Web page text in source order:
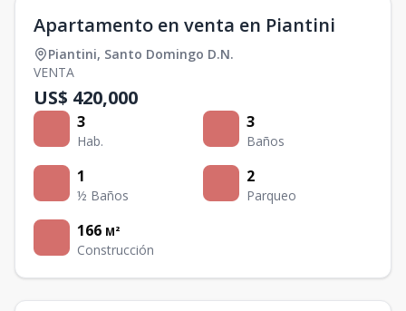
Apartamento en venta en Piantini
Piantini, Santo Domingo D.N.
VENTA
US$ 420,000
3
Hab.
3
Baños
1
½ Baños
2
Parqueo
166 M²
Construcción